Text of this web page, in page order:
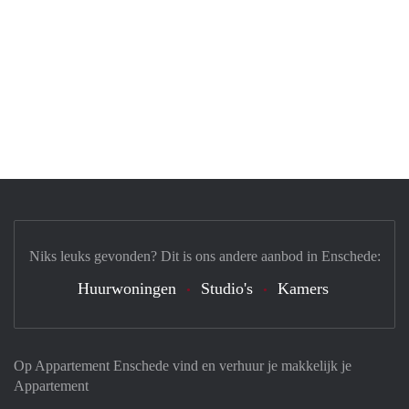
Op Appartement Enschede vind en verhuur je makkelijk je
Appartement
Niks leuks gevonden? Dit is ons andere aanbod in Enschede:
Huurwoningen Studio's Kamers